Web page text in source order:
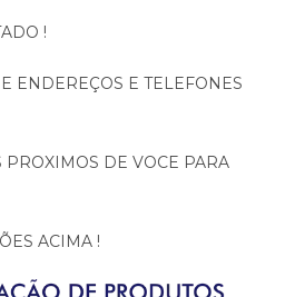
!
ENDEREÇOS E TELEFONES
DE VOCE PARA
ACIMA !